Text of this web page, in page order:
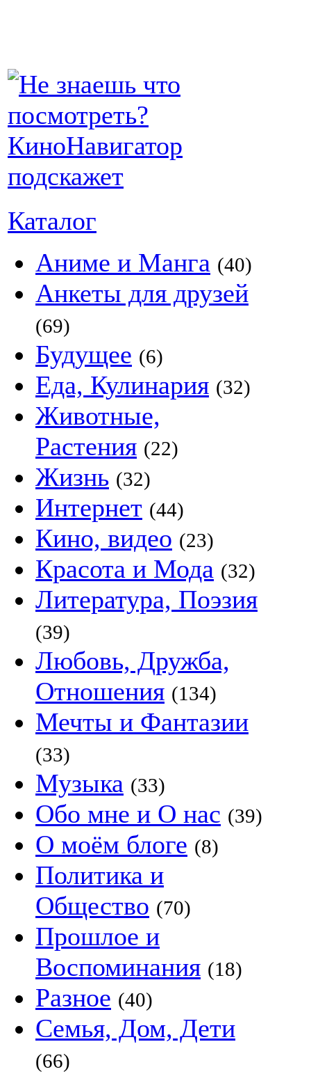
Каталог
Аниме и Манга (40)
Анкеты для друзей
(69)
Будущее (6)
Еда, Кулинария (32)
Животные,
Растения (22)
Жизнь (32)
Интернет (44)
Кино, видео (23)
Красота и Мода (32)
Литература, Поэзия
(39)
Любовь, Дружба,
Отношения (134)
Мечты и Фантазии
(33)
Музыка (33)
Обо мне и О нас (39)
О моём блоге (8)
Политика и
Общество (70)
Прошлое и
Воспоминания (18)
Разное (40)
Семья, Дом, Дети
(66)